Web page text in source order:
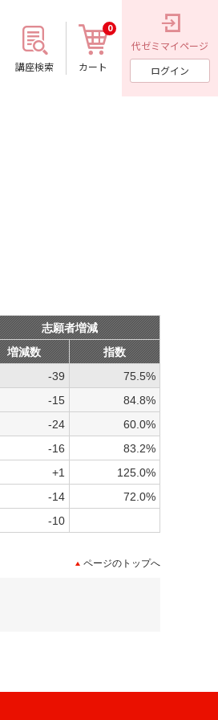
講座検索 カート
0
代ゼミマイページ
ログイン
志願者増減
増減数
指数
-39
75.5%
-15
84.8%
-24
60.0%
-16
83.2%
+1
125.0%
-14
72.0%
-10
ページのトップへ